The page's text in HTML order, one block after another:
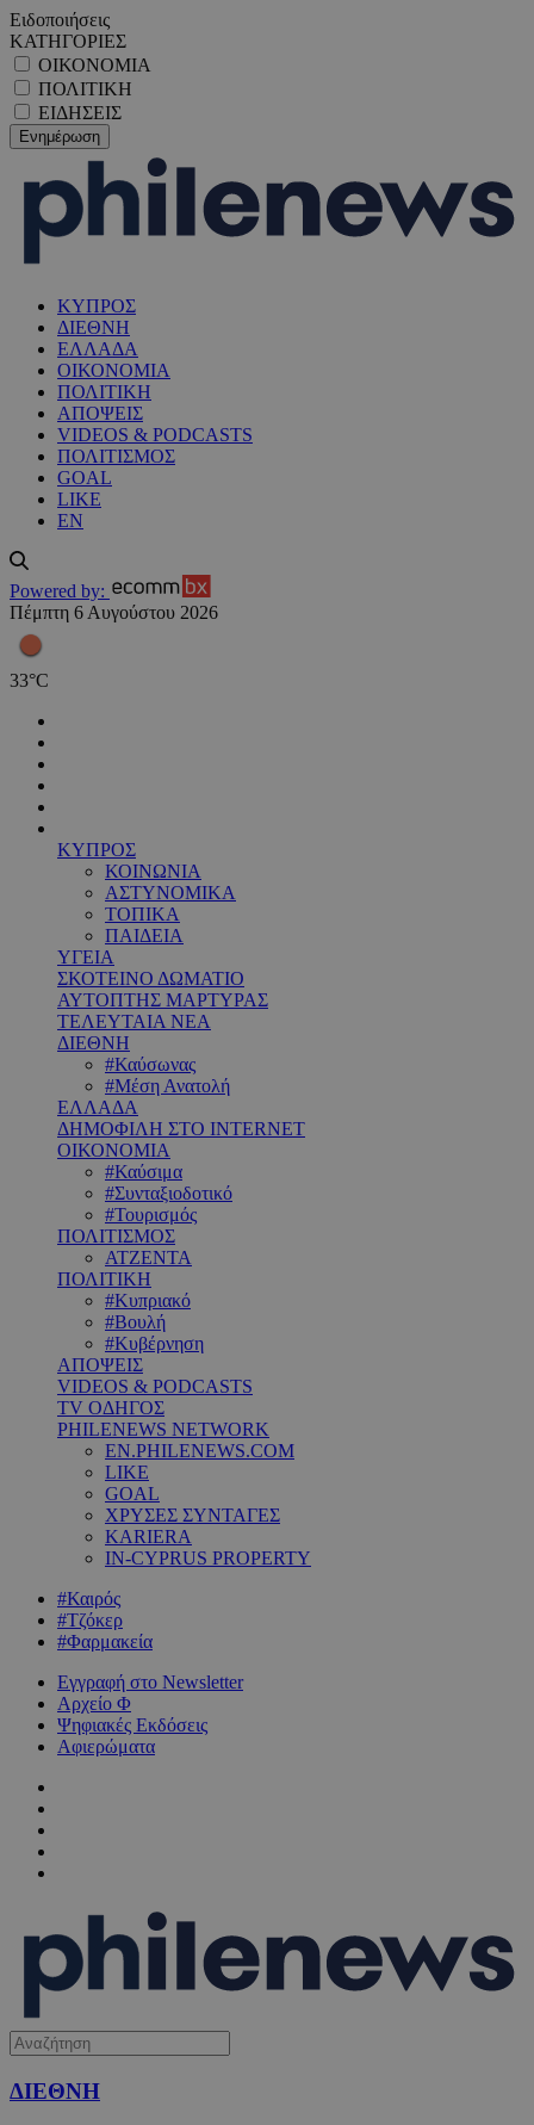
Ειδοποιήσεις
ΚΑΤΗΓΟΡΙΕΣ
ΟΙΚΟΝΟΜΙΑ
ΠΟΛΙΤΙΚΗ
ΕΙΔΗΣΕΙΣ
ΚΥΠΡΟΣ
ΔΙΕΘΝΗ
ΕΛΛΑΔΑ
ΟΙΚΟΝΟΜΙΑ
ΠΟΛΙΤΙΚΗ
ΑΠΟΨΕΙΣ
VIDEOS & PODCASTS
ΠΟΛΙΤΙΣΜΟΣ
GOAL
LIKE
EN
Powered by:
Πέμπτη 6 Αυγούστου 2026
33°C
ΚΥΠΡΟΣ
ΚΟΙΝΩΝΙΑ
ΑΣΤΥΝΟΜΙΚΑ
ΤΟΠΙΚΑ
ΠΑΙΔΕΙΑ
ΥΓΕΙΑ
ΣΚΟΤΕΙΝΟ ΔΩΜΑΤΙΟ
ΑΥΤΟΠΤΗΣ ΜΑΡΤΥΡΑΣ
ΤΕΛΕΥΤΑΙΑ ΝΕΑ
ΔΙΕΘΝΗ
#Καύσωνας
#Μέση Ανατολή
ΕΛΛΑΔΑ
ΔΗΜΟΦΙΛΗ ΣΤΟ INTERNET
ΟΙΚΟΝΟΜΙΑ
#Καύσιμα
#Συνταξιοδοτικό
#Τουρισμός
ΠΟΛΙΤΙΣΜΟΣ
ΑΤΖΕΝΤΑ
ΠΟΛΙΤΙΚΗ
#Κυπριακό
#Βουλή
#Κυβέρνηση
ΑΠΟΨΕΙΣ
VIDEOS & PODCASTS
TV ΟΔΗΓΟΣ
PHILENEWS NETWORK
EN.PHILENEWS.COM
LIKE
GOAL
ΧΡΥΣΕΣ ΣΥΝΤΑΓΕΣ
KARIERA
IN-CYPRUS PROPERTY
#Καιρός
#Τζόκερ
#Φαρμακεία
Εγγραφή στο Newsletter
Αρχείο Φ
Ψηφιακές Εκδόσεις
Αφιερώματα
ΔΙΕΘΝΗ